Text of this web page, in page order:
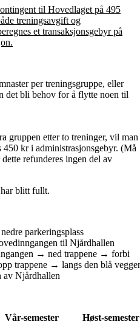
til Hovedlaget på 495
treningsavgift og
et transaksjonsgebyr på
per treningsgruppe, eller
det bli behov for å flytte noen til
gruppen etter to treninger, vil man
kr i administrasjonsgebyr. (Må
refunderes ingen del av
blitt fullt.
parkeringsplass
til Njårdhallen
→ ned trappene → forbi
trappene → langs den blå
Njårdhallen
Vår-semester Høst-semester